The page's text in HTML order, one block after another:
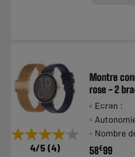
★★★★★
★★★★★
4/5 (4)
Montre
rose - 2
Ecran :
Nombre
58€99